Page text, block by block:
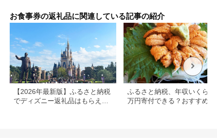
お食事券の返礼品に関連している記事の紹介
【2026年最新版】ふるさと納税
でディズニー返礼品はもらえ
ふるさと納税、年収いくらで
万円寄付できる？おすすめ返